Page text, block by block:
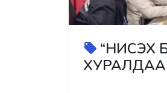
“НИСЭХ
ХУРАЛДААН